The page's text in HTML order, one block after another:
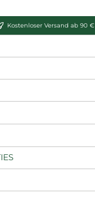
Kostenloser Versand ab 90 €